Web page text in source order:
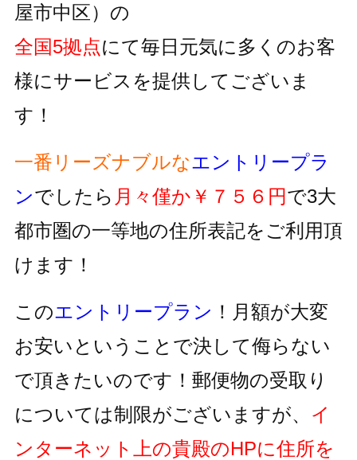
屋市中区）の
全国5拠点にて毎日元気に多くのお客
様にサービスを提供してございま
す！
一番リーズナブルなエントリープラ
ンでしたら 月々僅か￥７５６円で3大
都市圏の一等地の住所表記をご利用頂
けます！
このエントリープラン ！月額が大変
お安いということで決して侮らない
で頂きたいのです！郵便物の受取り
については制限がございますが、 イ
ンターネット上の貴殿のHPに住所を